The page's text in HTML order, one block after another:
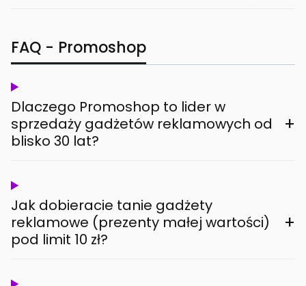
FAQ - Promoshop
Dlaczego Promoshop to lider w
sprzedaży gadżetów reklamowych od
blisko 30 lat?
+
Jak dobieracie tanie gadżety
reklamowe (prezenty małej wartości)
pod limit 10 zł?
+